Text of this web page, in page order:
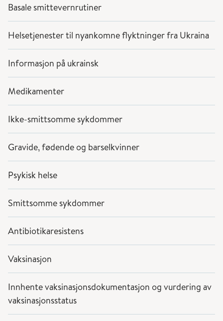
Basale smittevernrutiner
Helsetjenester til nyankomne flyktninger fra Ukraina
Informasjon på ukrainsk
Medikamenter
Ikke-smittsomme sykdommer
Gravide, fødende og barselkvinner
Psykisk helse
Smittsomme sykdommer
Antibiotikaresistens
Vaksinasjon
Innhente vaksinasjonsdokumentasjon og vurdering av
vaksinasjonsstatus